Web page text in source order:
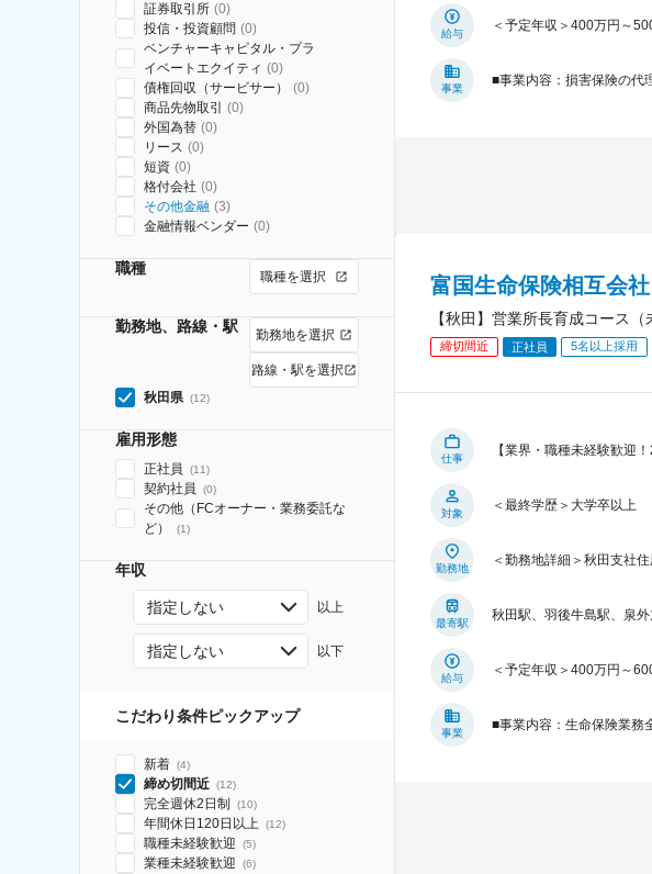
証券取引所 (0)
投信・投資顧問 (0)
ベンチャーキャピタル・プラ
イベートエクイティ (0)
債権回収（サービサー）
(0)
商品先物取引
(0)
外国為替 (0)
リース (0)
短資 (0)
格付会社 (0)
その他金融 (3)
金融情報ベンダー (0)
職種 職種を選択
勤務地、路線・駅 勤務地を選択
路線・駅を選択
秋田県 (12)
雇用形態
正社員 (11)
契約社員 (0)
その他（FCオーナー・業務委託な
ど）
(1)
年収
指定しない 以上
指定しない 以下
こだわり条件ピックアップ
新着 (4)
締め切間近 (12)
完全週休2日制 (10)
年間休日120日以上 (12)
職種未経験歓迎 (5)
業種未経験歓迎 (6)
給与
＜予定年収＞400万円～
事業
■事業内容：損害保険の代
富国生命保険相互会社
【秋田】営業所長育成コース
締切間近 正社員 5名以上採用
仕事
【業界・職種未経験歓迎
対象
＜最終学歴＞大学卒以上
勤務地
＜勤務地詳細＞秋田支社
最寄駅
秋田駅、羽後牛島駅、泉外
給与
＜予定年収＞400万円～
事業
■事業内容：生命保険業務